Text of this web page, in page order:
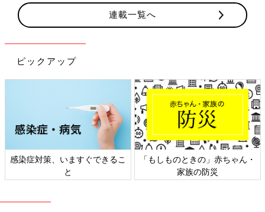
連載一覧へ
ピックアップ
感染症対策、いますぐできるこ
と
「もしものときの」赤ちゃん・
家族の防災